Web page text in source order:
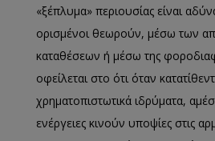
«ξέπλυμα» περιουσίας είναι
ορισμένοι θεωρούν, μέσω των
καταθέσεων ή μέσω της
οφείλεται στο ότι όταν
χρηματοπιστωτικά ιδρύματα,
ενέργειες κινούν υποψίες στις